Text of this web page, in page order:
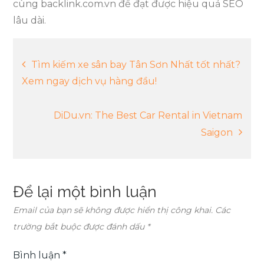
cùng backlink.com.vn để đạt được hiệu quả SEO
lâu dài.
Điều
hướng
bài
Tìm kiếm xe sân bay Tân Sơn Nhất tốt nhất?
Xem ngay dịch vụ hàng đầu!
DiDu.vn: The Best Car Rental in Vietnam
Saigon
Để lại một bình luận
Email của bạn sẽ không được hiển thị công khai. Các
trường bắt buộc được đánh dấu *
Bình luận*